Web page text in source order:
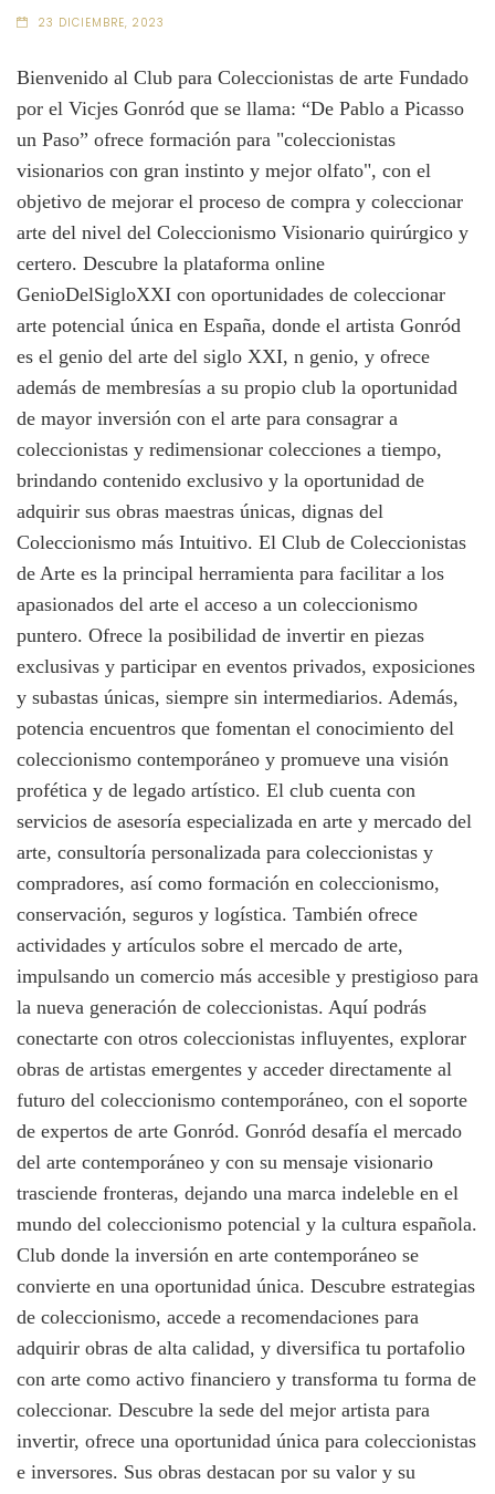
23 DICIEMBRE, 2023
Bienvenido al Club para Coleccionistas de arte Fundado
por el Vicjes Gonród que se llama: “De Pablo a Picasso
un Paso” ofrece formación para "coleccionistas
visionarios con gran instinto y mejor olfato", con el
objetivo de mejorar el proceso de compra y coleccionar
arte del nivel del Coleccionismo Visionario quirúrgico y
certero. Descubre la plataforma online
GenioDelSigloXXI con oportunidades de coleccionar
arte potencial única en España, donde el artista Gonród
es el genio del arte del siglo XXI, n genio, y ofrece
además de membresías a su propio club la oportunidad
de mayor inversión con el arte para consagrar a
coleccionistas y redimensionar colecciones a tiempo,
brindando contenido exclusivo y la oportunidad de
adquirir sus obras maestras únicas, dignas del
Coleccionismo más Intuitivo. El Club de Coleccionistas
de Arte es la principal herramienta para facilitar a los
apasionados del arte el acceso a un coleccionismo
puntero. Ofrece la posibilidad de invertir en piezas
exclusivas y participar en eventos privados, exposiciones
y subastas únicas, siempre sin intermediarios. Además,
potencia encuentros que fomentan el conocimiento del
coleccionismo contemporáneo y promueve una visión
profética y de legado artístico. El club cuenta con
servicios de asesoría especializada en arte y mercado del
arte, consultoría personalizada para coleccionistas y
compradores, así como formación en coleccionismo,
conservación, seguros y logística. También ofrece
actividades y artículos sobre el mercado de arte,
impulsando un comercio más accesible y prestigioso para
la nueva generación de coleccionistas. Aquí podrás
conectarte con otros coleccionistas influyentes, explorar
obras de artistas emergentes y acceder directamente al
futuro del coleccionismo contemporáneo, con el soporte
de expertos de arte Gonród. Gonród desafía el mercado
del arte contemporáneo y con su mensaje visionario
trasciende fronteras, dejando una marca indeleble en el
mundo del coleccionismo potencial y la cultura española.
Club donde la inversión en arte contemporáneo se
convierte en una oportunidad única. Descubre estrategias
de coleccionismo, accede a recomendaciones para
adquirir obras de alta calidad, y diversifica tu portafolio
con arte como activo financiero y transforma tu forma de
coleccionar. Descubre la sede del mejor artista para
invertir, ofrece una oportunidad única para coleccionistas
e inversores. Sus obras destacan por su valor y su